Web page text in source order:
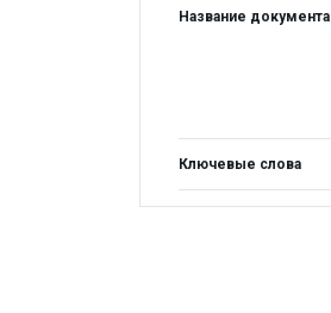
Название документа
Ключевые слова